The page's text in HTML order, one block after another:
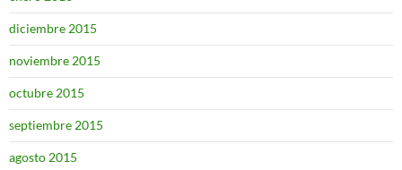
diciembre 2015
noviembre 2015
octubre 2015
septiembre 2015
agosto 2015